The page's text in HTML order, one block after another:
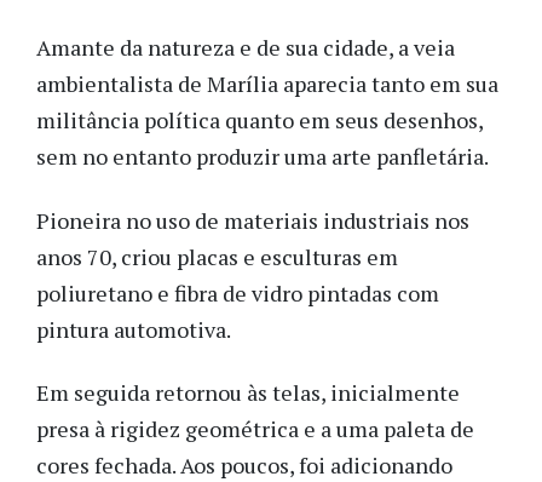
Amante da natureza e de sua cidade, a veia
ambientalista de Marília aparecia tanto em sua
militância política quanto em seus desenhos,
sem no entanto produzir uma arte panfletária.
Pioneira no uso de materiais industriais nos
anos 70, criou placas e esculturas em
poliuretano e fibra de vidro pintadas com
pintura automotiva.
Em seguida retornou às telas, inicialmente
presa à rigidez geométrica e a uma paleta de
cores fechada. Aos poucos, foi adicionando